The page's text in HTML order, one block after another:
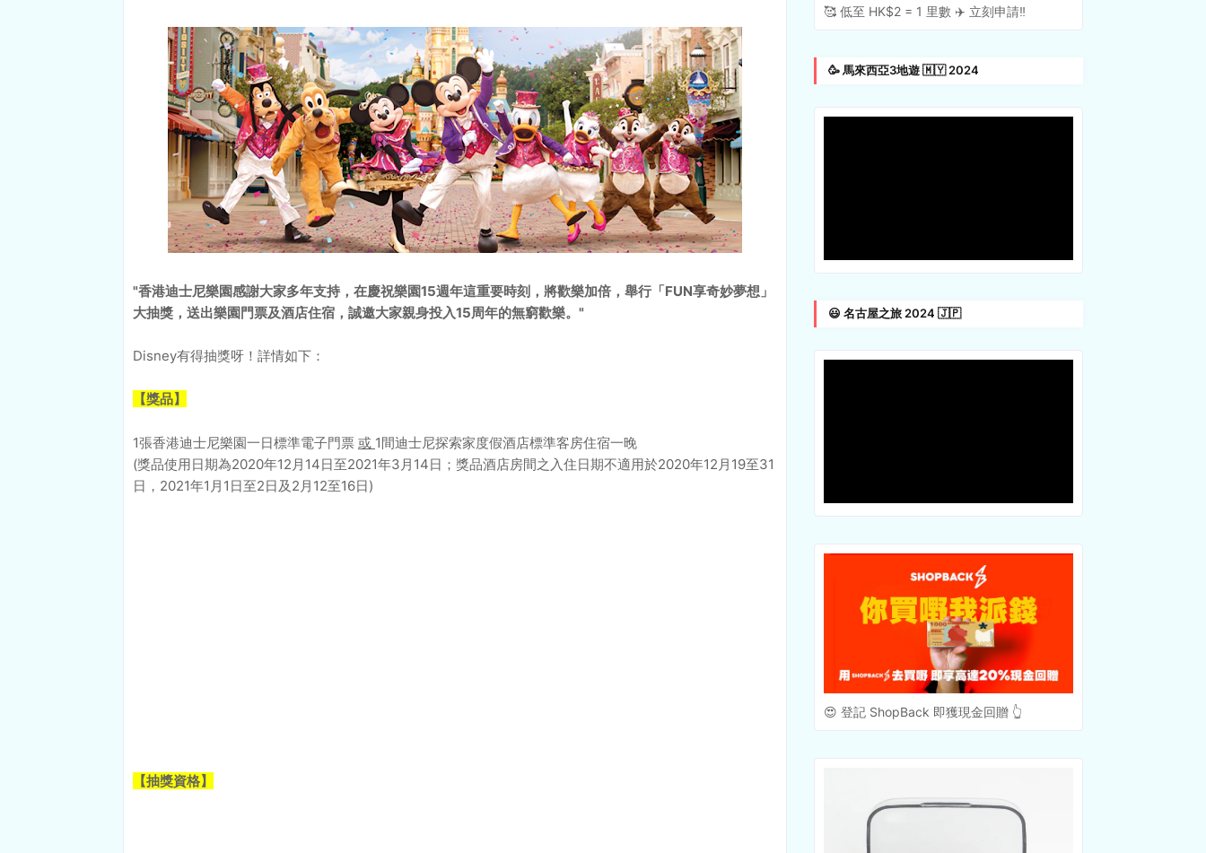
"香港迪士尼樂園感謝大家多年支持，在慶祝樂園15週年這重要時刻，將歡樂加倍，舉行「FUN享奇妙夢想」
大抽獎，送出樂園門票及酒店住宿，誠邀大家親身投入15周年的無窮歡樂。"
Disney有得抽獎呀！詳情如下：
【獎品】
1張香港迪士尼樂園一日標準電子門票 或 1間迪士尼探索家度假酒店標準客房住宿一晚
(獎品使用日期為2020年12月14日至2021年3月14日；獎品酒店房間之入住日期不適用於2020年12月19至31
日，2021年1月1日至2日及2月12至16日)
【抽獎資格】
🥰 低至 HK$2 = 1 里數 ✈️ 立刻申請‼️
🥳 馬來西亞3地遊 🇲🇾 2024
😃 名古屋之旅 2024 🇯🇵
😍 登記 ShopBack 即獲現金回贈 👆